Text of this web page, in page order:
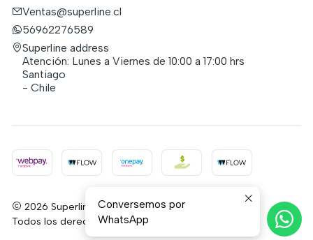
Ventas@superline.cl
56962276589
Superline address
Atención: Lunes a Viernes de 10:00 a 17:00 hrs
Santiago
- Chile
2026 Superline.
Todos los derechos reservados.
Conversemos por
WhatsApp